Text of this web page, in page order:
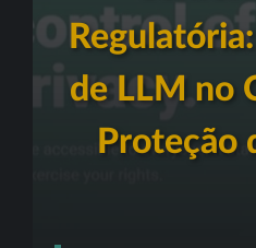
de LLM no
Proteção